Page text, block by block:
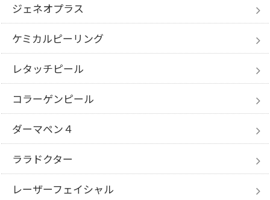
ジェネオプラス
ケミカルピーリング
レタッチピール
コラーゲンピール
ダーマペン４
ララドクター
レーザーフェイシャル